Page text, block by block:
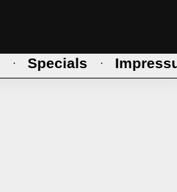
· Specials ·